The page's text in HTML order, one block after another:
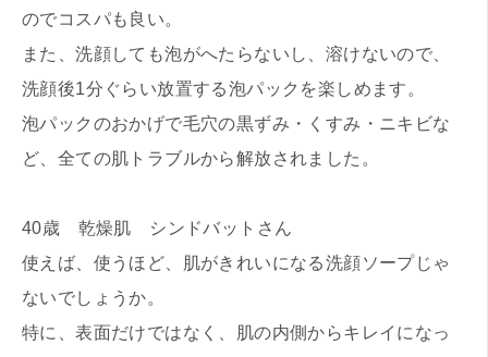
のでコスパも良い。
また、洗顔しても泡がへたらないし、溶けないので、
洗顔後1分ぐらい放置する泡パックを楽しめます。
泡パックのおかげで毛穴の黒ずみ・くすみ・ニキビな
ど、全ての肌トラブルから解放されました。
40歳 乾燥肌 シンドバットさん
使えば、使うほど、肌がきれいになる洗顔ソープじゃ
ないでしょうか。
特に、表面だけではなく、肌の内側からキレイになっ